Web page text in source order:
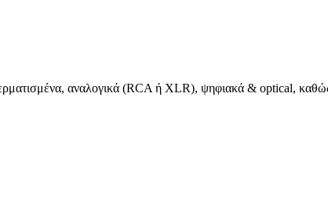
αναλογικά (RCA ή XLR), ψηφιακά & optical,